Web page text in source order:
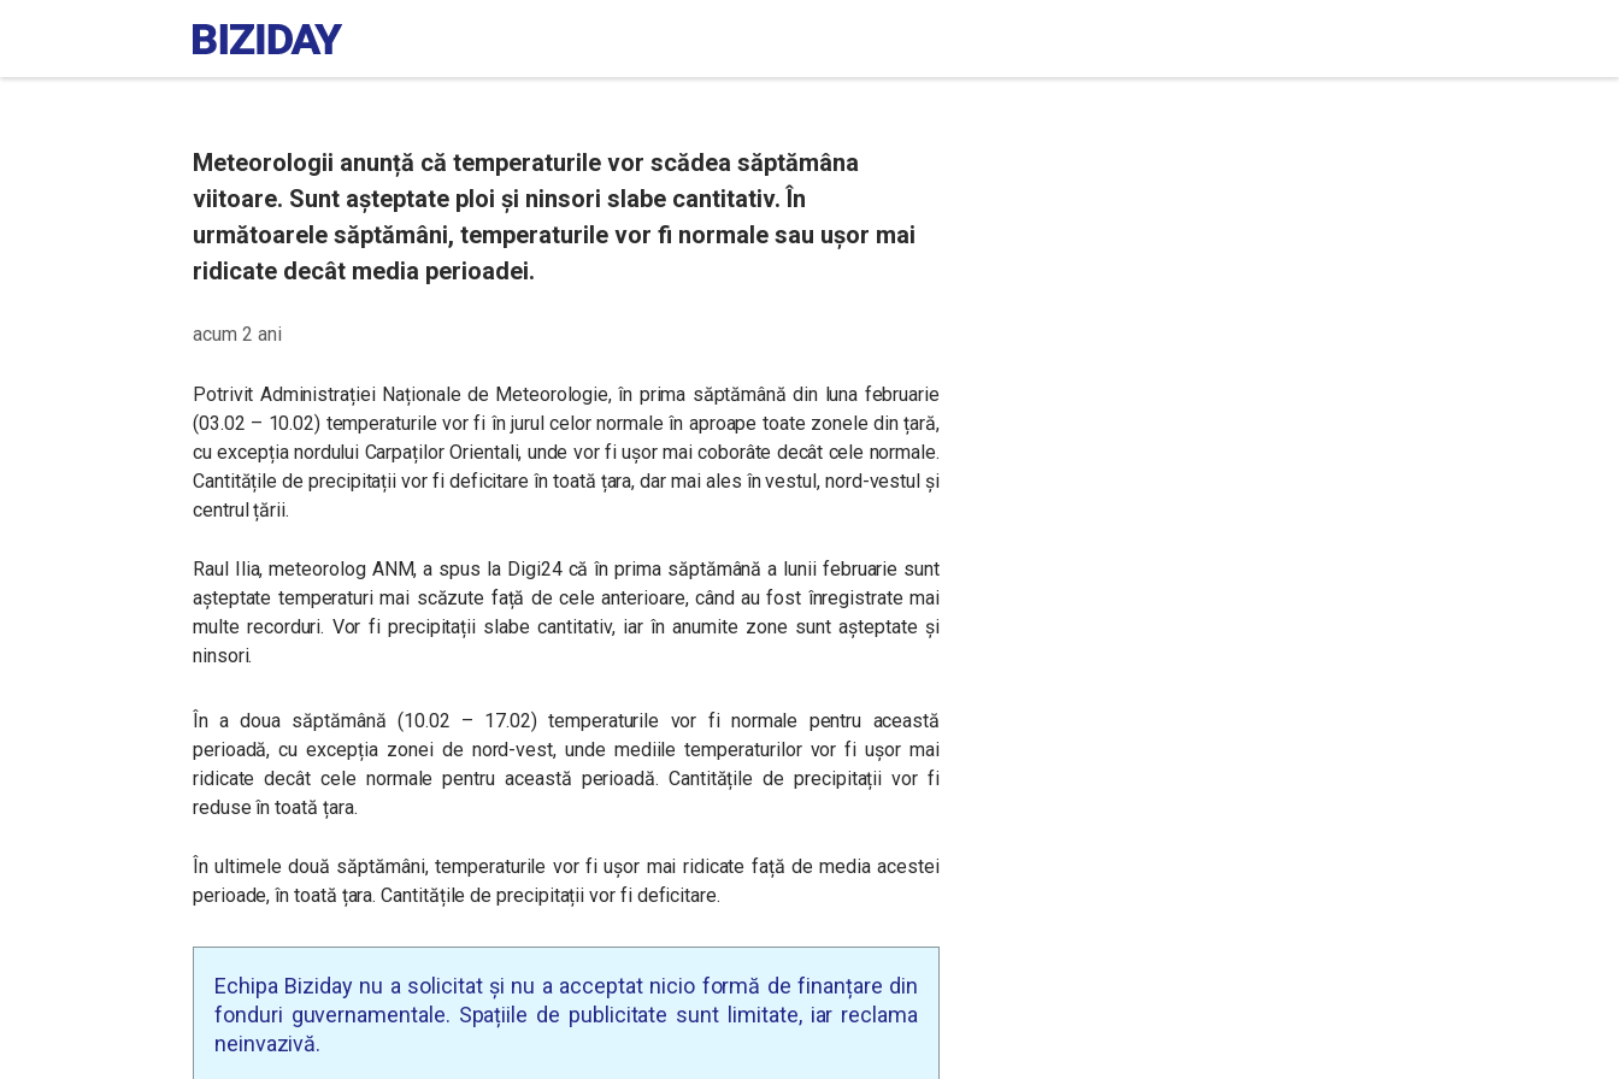
Meteorologii anunță că temperaturile vor scădea săptămâna
viitoare. Sunt așteptate ploi și ninsori slabe cantitativ. În
următoarele săptămâni, temperaturile vor fi normale sau ușor mai
ridicate decât media perioadei.
acum 2 ani
Potrivit Administrației Naționale de Meteorologie, în prima săptămână din luna februarie
(03.02 – 10.02) temperaturile vor fi în jurul celor normale în aproape toate zonele din țară,
cu excepția nordului Carpaților Orientali, unde vor fi ușor mai coborâte decât cele normale.
Cantitățile de precipitații vor fi deficitare în toată țara, dar mai ales în vestul, nord-vestul și
centrul țării.
Raul Ilia, meteorolog ANM, a spus la Digi24 că în prima săptămână a lunii februarie sunt
așteptate temperaturi mai scăzute față de cele anterioare, când au fost înregistrate mai
multe recorduri. Vor fi precipitații slabe cantitativ, iar în anumite zone sunt așteptate și
ninsori.
În a doua săptămână (10.02 – 17.02) temperaturile vor fi normale pentru această
perioadă, cu excepția zonei de nord-vest, unde mediile temperaturilor vor fi ușor mai
ridicate decât cele normale pentru această perioadă. Cantitățile de precipitații vor fi
reduse în toată țara.
În ultimele două săptămâni, temperaturile vor fi ușor mai ridicate față de media acestei
perioade, în toată țara. Cantitățile de precipitații vor fi deficitare.
Echipa Biziday nu a solicitat și nu a acceptat nicio formă de finanțare din
fonduri guvernamentale. Spațiile de publicitate sunt limitate, iar reclama
neinvazivă.